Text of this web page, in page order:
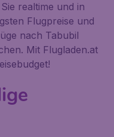
realtime und in
Flugpreise und
nach Tabubil
Mit Flugladen.at